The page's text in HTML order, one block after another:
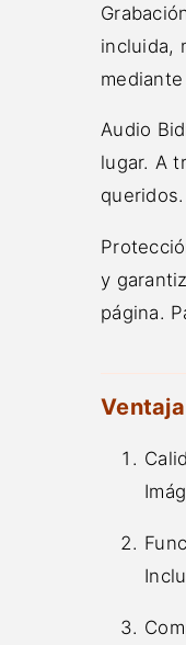
incluida,
Audio
lugar. A
queridos.
y
página.
Ventaja